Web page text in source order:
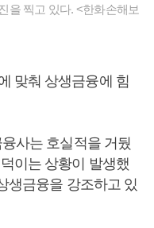
을 찍고 있다. <한화손해보
맞춰 상생금융에 힘
사는 호실적을 거뒀
이는 상황이 발생했
생금융을 강조하고 있